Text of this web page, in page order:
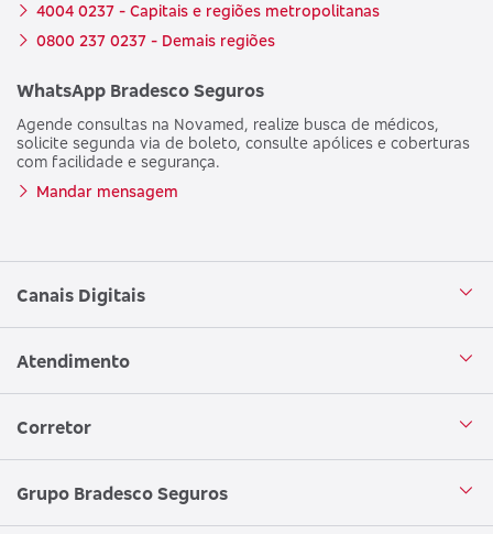
4004 0237 - Capitais e regiões metropolitanas
0800 237 0237 - Demais regiões
WhatsApp Bradesco Seguros
Agende consultas na Novamed, realize busca de médicos,
solicite segunda via de boleto, consulte apólices e coberturas
com facilidade e segurança.
Mandar mensagem
Canais Digitais
Aplicativo Bradesco Seguros
WhatsApp
Atendimento
Central de Atendimento
SAC Bradesco Seguros
Corretor
Seja um corretor
Grupo Bradesco Seguros